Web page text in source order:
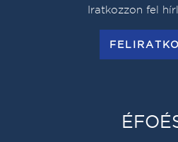
Iratkozzon fel